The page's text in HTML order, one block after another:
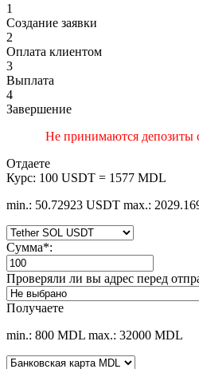
1
Создание заявки
2
Оплата клиентом
3
Выплата
4
Завершение
Не принимаются депозиты
Отдаете
Курс: 100 USDT = 1577 MDL
min.: 50.72923 USDT max.:
Сумма*:
Проверяли ли вы адрес перед
Получаете
min.: 800 MDL max.: 32000 MDL